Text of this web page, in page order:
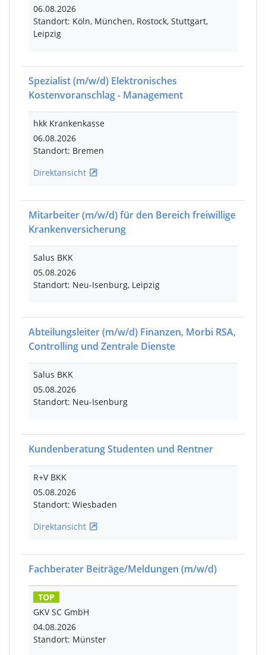
06.08.2026
Standort: Köln, München, Rostock, Stuttgart,
Leipzig
Spezialist(m/w/d) Elektronisches
Kostenvoranschlag - Management
hkk Krankenkasse
06.08.2026
Standort: Bremen
Direktansicht
Mitarbeiter(m/w/d)für den Bereich freiwillige
Krankenversicherung
Salus BKK
05.08.2026
Standort: Neu-Isenburg, Leipzig
Abteilungsleiter(m/w/d) Finanzen, Morbi RSA,
Controlling und Zentrale Dienste
Salus BKK
05.08.2026
Standort: Neu-Isenburg
Kundenberatung Studenten und Rentner
R+V BKK
05.08.2026
Standort: Wiesbaden
Direktansicht
Fachberater Beiträge/Meldungen (m/w/d)
TOP
GKV SC GmbH
04.08.2026
Standort: Münster